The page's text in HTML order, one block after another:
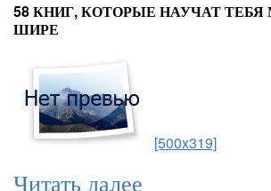
58 КНИГ, КОТОРЫЕ НАУЧАТ
ШИРЕ
[500x319]
Читать далее